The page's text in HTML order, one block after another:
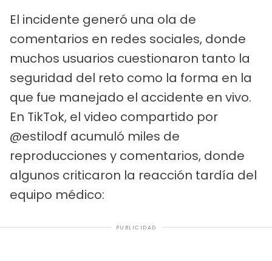
El incidente generó una ola de
comentarios en redes sociales, donde
muchos usuarios cuestionaron tanto la
seguridad del reto como la forma en la
que fue manejado el accidente en vivo.
En TikTok, el video compartido por
@estilodf acumuló miles de
reproducciones y comentarios, donde
algunos criticaron la reacción tardía del
equipo médico:
PUBLICIDAD